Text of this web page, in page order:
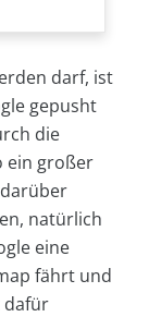
darf, ist
gepusht
die
ein großer
natürlich
eine
fährt und
dafür